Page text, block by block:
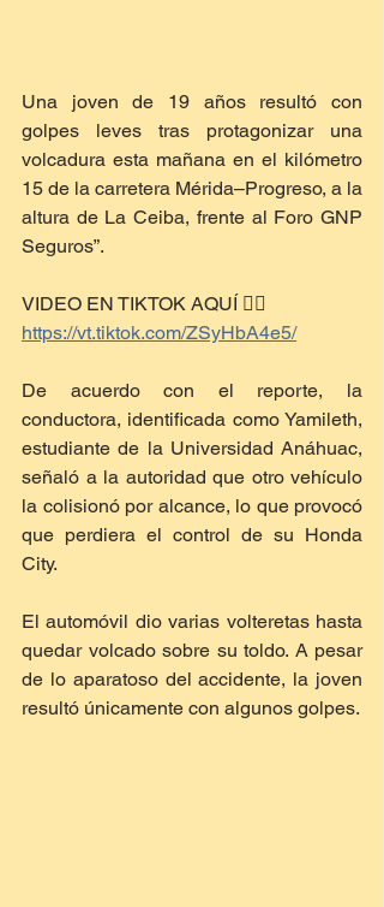
Una joven de 19 años resultó con
golpes leves tras protagonizar una
volcadura esta mañana en el kilómetro
15 de la carretera Mérida–Progreso, a la
altura de La Ceiba, frente al Foro GNP
Seguros”.
VIDEO EN TIKTOK AQUÍ 👇🏾
https://vt.tiktok.com/ZSyHbA4e5/
De acuerdo con el reporte, la
conductora, identificada como Yamileth,
estudiante de la Universidad Anáhuac,
señaló a la autoridad que otro vehículo
la colisionó por alcance, lo que provocó
que perdiera el control de su Honda
City.
El automóvil dio varias volteretas hasta
quedar volcado sobre su toldo. A pesar
de lo aparatoso del accidente, la joven
resultó únicamente con algunos golpes.